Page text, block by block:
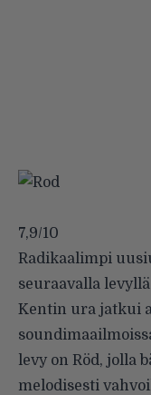
7,9/10
Radikaalimpi
seuraavalla
Kentin ura jatkui
levy on Röd, jolla
melodisesti